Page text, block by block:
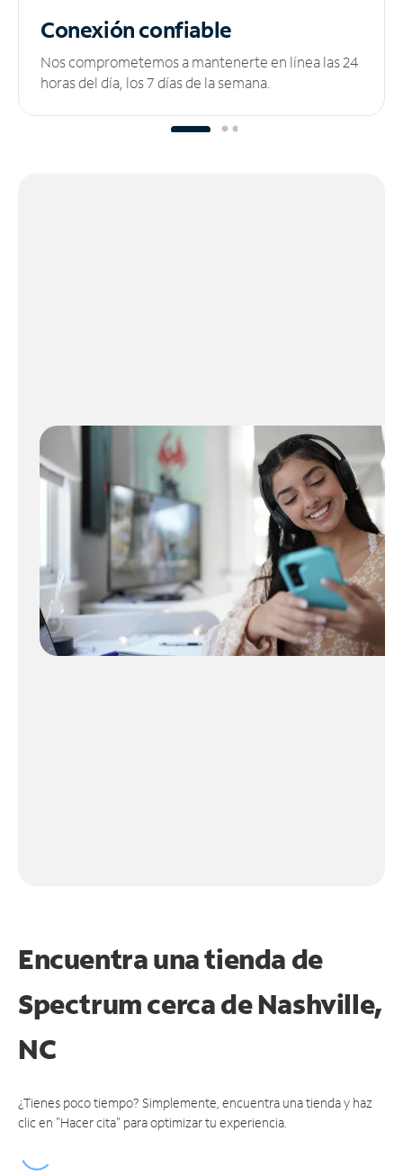
Conexión confiable
Nos comprometemos a mantenerte en línea las 24
horas del día, los 7 días de la semana.
Encuentra una tienda de
Spectrumcerca de Nashville,
NC
¿Tienes poco tiempo? Simplemente, encuentra una tienda y haz
clic en "Hacer cita" para optimizar tu experiencia.